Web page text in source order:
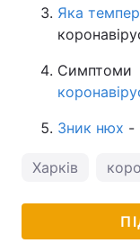
Яка
Симптоми
Зник нюх -
Харків